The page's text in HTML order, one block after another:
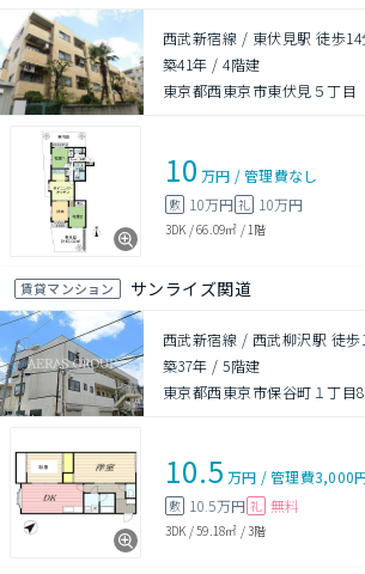
西武新宿線 / 東伏見駅 徒歩14
築41年 /4階建
東京都西東京市東伏見５丁目
10 万円 /管理費なし
敷 10万円 礼 10万円
3DK /66.09㎡ / 1階
賃貸マンション サンライズ関道
西武新宿線 / 西武柳沢駅 徒歩
築37年 /5階建
東京都西東京市保谷町１丁目
10.5 万円 /管理費3,000
敷 10.5万円 礼 無料
3DK /59.18㎡ /3階